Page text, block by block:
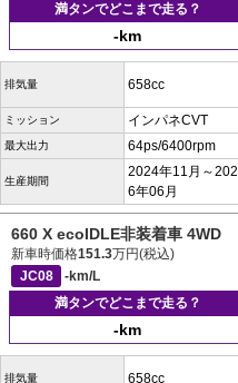
満タンでどこまで走る？
-km
排気量 658cc
ミッション インパネCVT
最大出力 64ps/6400rpm
生産期間
2024年11月～202
6年06月
660 X ecoIDLE非装着車 4WD
新車時価格151.3万円(税込)
JC08
-km/L
満タンでどこまで走る？
-km
排気量 658cc